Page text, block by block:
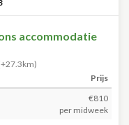
accommodatie
Prijs
€810
per midweek